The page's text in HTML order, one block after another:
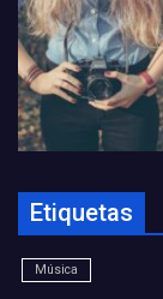
Etiquetas
Música